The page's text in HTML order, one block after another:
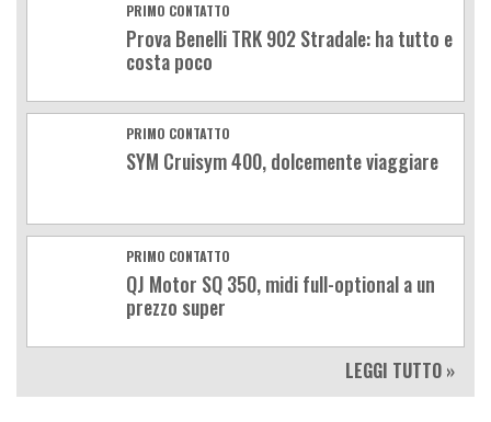
PRIMO CONTATTO
Prova Benelli TRK 902 Stradale: ha tutto e
costa poco
PRIMO CONTATTO
SYM Cruisym 400, dolcemente viaggiare
PRIMO CONTATTO
QJ Motor SQ 350, midi full-optional a un
prezzo super
LEGGI TUTTO »